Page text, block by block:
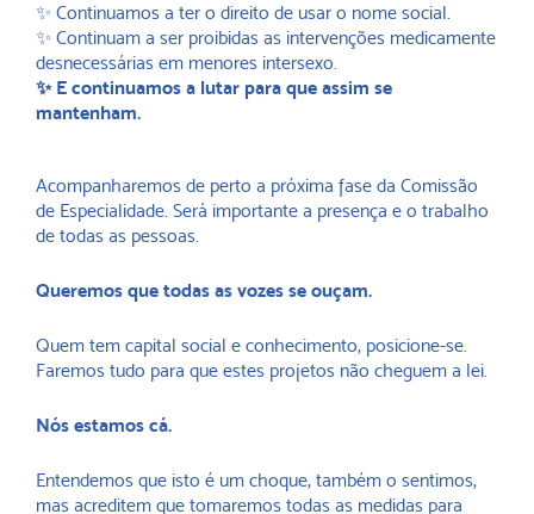
✨ Continuamos a ter o direito de usar o nome social.
✨ Continuam a ser proibidas as intervenções medicamente
desnecessárias em menores intersexo.
✨ E continuamos a lutar para que assim se
mantenham.
Acompanharemos de perto a próxima fase da Comissão
de Especialidade. Será importante a presença e o trabalho
de todas as pessoas.
Queremos que todas as vozes se ouçam.
Quem tem capital social e conhecimento, posicione-se.
Faremos tudo para que estes projetos não cheguem a lei.
Nós estamos cá.
Entendemos que isto é um choque, também o sentimos,
mas acreditem que tomaremos todas as medidas para